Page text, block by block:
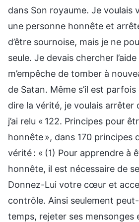
dans Son royaume. Je voulais
une personne honnête et
d’être sournoise, mais je ne
seule. Je devais chercher l’aide
m’empêche de tomber à
de Satan. Même s’il est
dire la vérité, je voulais arrêter
j’ai relu « 122. Principes pour
honnête », dans 170 principes
vérité : « (1) Pour apprendre à
honnête, il est nécessaire de
Donnez-Lui votre cœur et
contrôle. Ainsi seulement
temps, rejeter ses mensonges